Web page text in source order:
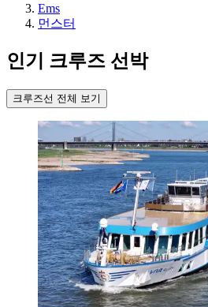
Ems
먼스터
인기 크루즈 선박
크루즈선 전체 보기